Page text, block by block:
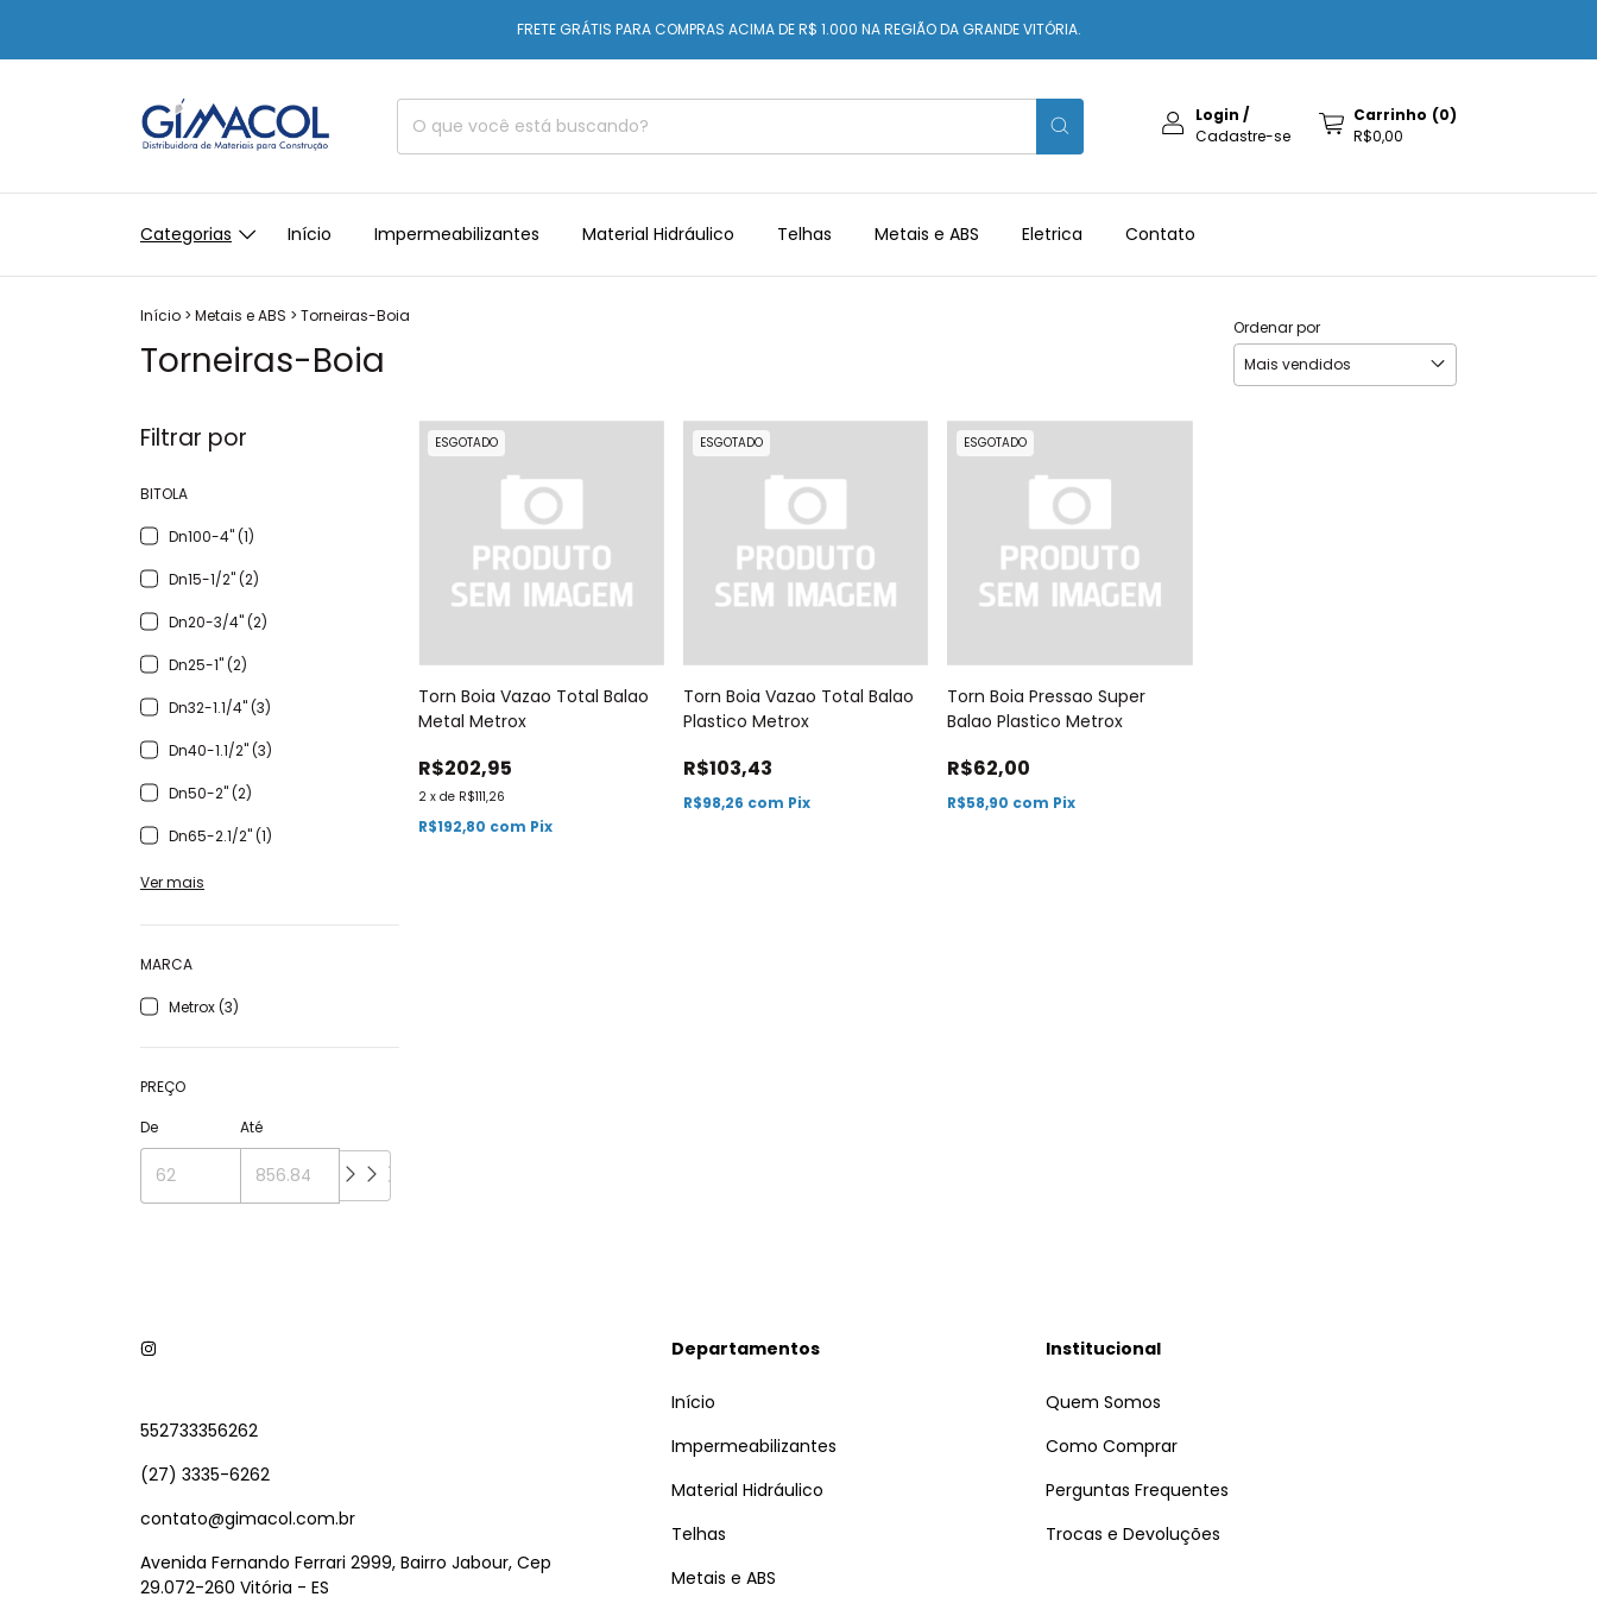
FRETE GRÁTIS PARA COMPRAS ACIMA DE R$ 1.000 NA REGIÃO DA GRANDE VITÓRIA.
Login /
Cadastre-se
Carrinho (0)
R$0,00
Categorias Início Impermeabilizantes Material Hidráulico Telhas Metais e ABS Eletrica Contato
Início > Metais e ABS > Torneiras-Boia
Torneiras-Boia
Ordenar por
Filtrar por
BITOLA
Dn100-4" (1)
Dn15-1/2" (2)
Dn20-3/4" (2)
Dn25-1" (2)
Dn32-1.1/4" (3)
Dn40-1.1/2" (3)
Dn50-2" (2)
Dn65-2.1/2" (1)
Ver mais
MARCA
Metrox (3)
PREÇO
De
Até
ESGOTADO
Torn Boia Vazao Total Balao
Metal Metrox
R$202,95
2 xde R$111,26
R$192,80 com Pix
ESGOTADO
Torn Boia Vazao Total Balao
Plastico Metrox
R$103,43
R$98,26 com Pix
ESGOTADO
Torn Boia Pressao Super
Balao Plastico Metrox
R$62,00
R$58,90 com Pix
552733356262
(27) 3335-6262
contato@gimacol.com.br
Avenida Fernando Ferrari 2999, Bairro Jabour, Cep
29.072-260 Vitória - ES
Departamentos
Início
Impermeabilizantes
Material Hidráulico
Telhas
Metais e ABS
Institucional
Quem Somos
Como Comprar
Perguntas Frequentes
Trocas e Devoluções